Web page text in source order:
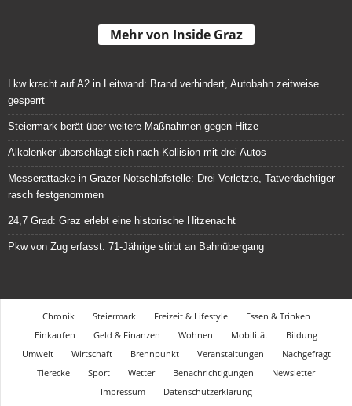
Mehr von Inside Graz
Lkw kracht auf A2 in Leitwand: Brand verhindert, Autobahn zeitweise
gesperrt
Steiermark berät über weitere Maßnahmen gegen Hitze
Alkolenker überschlägt sich nach Kollision mit drei Autos
Messerattacke in Grazer Notschlafstelle: Drei Verletzte, Tatverdächtiger
rasch festgenommen
24,7 Grad: Graz erlebt eine historische Hitzenacht
Pkw von Zug erfasst: 71-Jährige stirbt an Bahnübergang
Chronik Steiermark Freizeit & Lifestyle
Essen & Trinken
Einkaufen
Geld & Finanzen Wohnen Mobilität
Bildung
Umwelt
Wirtschaft Brennpunkt Veranstaltungen
Nachgefragt
Tierecke
Sport Wetter Benachrichtigungen
Newsletter
Impressum
Datenschutzerklärung